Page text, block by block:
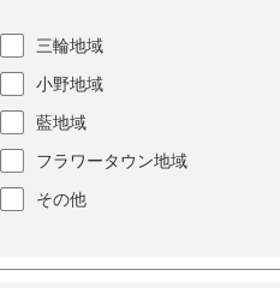
三輪地域
小野地域
藍地域
フラワータウン地域
その他